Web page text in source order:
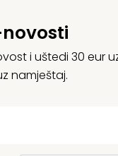
i uštedi 30 eur
namještaj.